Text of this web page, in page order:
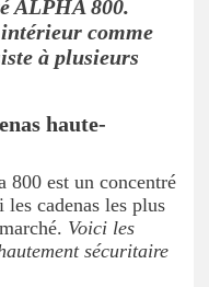
ALPHA 800.
comme
à plusieurs
haute-
800 est un concentré
cadenas les plus
Voici les
sécuritaire